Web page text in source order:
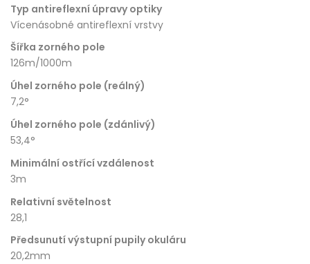
Typ antireflexní úpravy optiky
Vícenásobné antireflexní vrstvy
Šířka zorného pole
126m/1000m
Úhel zorného pole (reálný)
7,2°
Úhel zorného pole (zdánlivý)
53,4°
Minimální ostřící vzdálenost
3m
Relativní světelnost
28,1
Předsunutí výstupní pupily okuláru
20,2mm